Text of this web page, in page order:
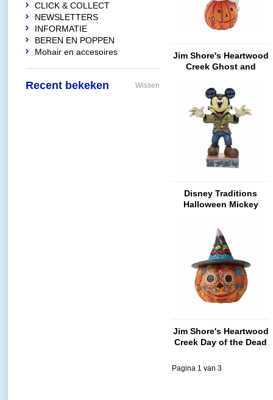
Jim Shore's Heartwood
Creek Ghost and
Disney Traditions
Halloween Mickey
Jim Shore's Heartwood
Creek Day of the Dead
Witch Hat (Mini Fig.)
Pagina 1 van 3
CLICK & COLLECT
NEWSLETTERS
INFORMATIE
BEREN EN POPPEN
Mohair en accesoires
Recent bekeken Wissen